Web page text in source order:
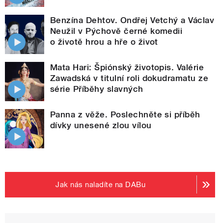
Benzína Dehtov. Ondřej Vetchý a Václav
Neužil v Pýchově černé komedii
o životě hrou a hře o život
Mata Hari: Špiónský životopis. Valérie
Zawadská v titulní roli dokudramatu ze
série Příběhy slavných
Panna z věže. Poslechněte si příběh
dívky unesené zlou vílou
Jak nás naladíte na DABu